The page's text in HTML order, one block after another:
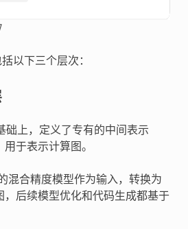
以下三个层次：
础上，定义了专有的中间表示
用于表示计算图。
混合精度模型作为输入，转换为
，后续模型优化和代码生成都基于